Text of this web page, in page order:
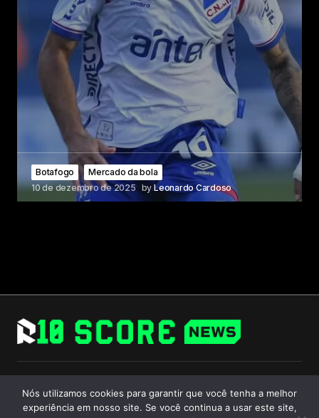
Botafogo
Mercado da bola
10 de dezembro de 2025 by Leonardo Cardoso
Follow Us
Nós utilizamos cookies para garantir que você tenha a melhor
experiência em nosso site. Se você continua a usar este site,